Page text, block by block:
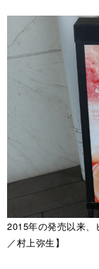
2015年の発売以来
／村上弥生】